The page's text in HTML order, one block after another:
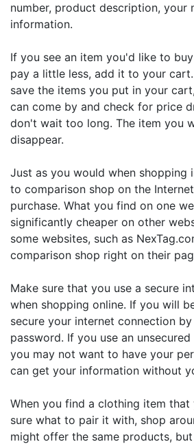
number, product description, your
information.
If you see an item you'd like to
pay a little less, add it to your
save the items you put in your
can come by and check for price
don't wait too long. The item you
disappear.
Just as you would when shopping
to comparison shop on the
purchase. What you find on one
significantly cheaper on other
some websites, such as
comparison shop right on their
Make sure that you use a secure
when shopping online. If you will
secure your internet connection
password. If you use an
you may not want to have your
can get your information without
When you find a clothing item
sure what to pair it with, shop
might offer the same products,